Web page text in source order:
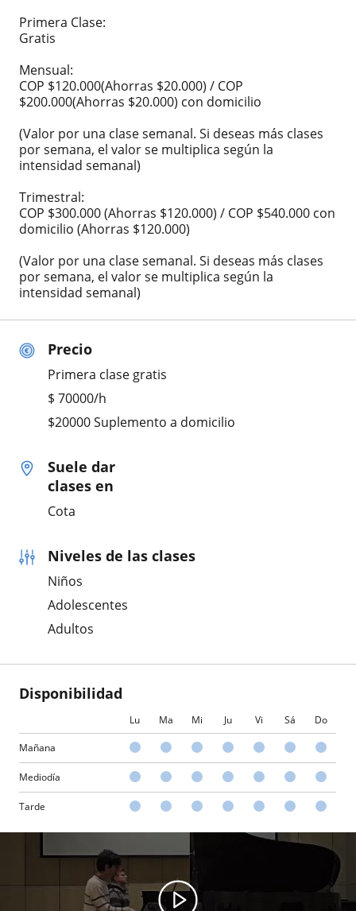
Precio
Primera clase gratis
$ 70000/h
$20000 Suplemento a domicilio
Suele dar
clases en
Cota
Niveles de las clases
Niños
Adolescentes
Adultos
Disponibilidad
Lu Ma Mi Ju Vi Sá Do
Mañana
Mediodía
Tarde
Primera Clase:
Gratis
Mensual:
COP $120.000(Ahorras $20.000) / COP
$200.000(Ahorras $20.000) con domicilio
(Valor por una clase semanal. Si deseas más clases
por semana, el valor se multiplica según la
intensidad semanal)
Trimestral:
COP $300.000 (Ahorras $120.000) / COP $540.000 con
domicilio (Ahorras $120.000)
(Valor por una clase semanal. Si deseas más clases
por semana, el valor se multiplica según la
intensidad semanal)